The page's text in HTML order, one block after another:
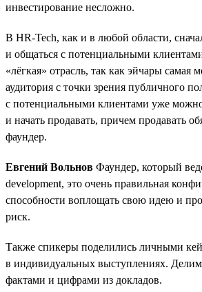
инвестирование несложно.
В HR-Tech, как и в любой области,
и общаться с потенциальными
«лёгкая» отрасль, так как эйчары самая
аудитория с точки зрения публичного
с потенциальными клиентами уже
и начать продавать, причем продавать
фаундер.
Евгений Вольнов Фаундер, который
development, это очень правильная
способности воплощать свою идею и
риск.
Также спикеры поделились личными
в индивидуальных выступлениях.
фактами и цифрами из докладов.